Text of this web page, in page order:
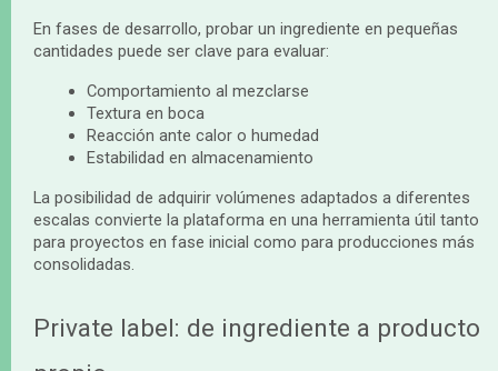
En fases de desarrollo, probar un ingrediente en pequeñas
cantidades puede ser clave para evaluar:
Comportamiento al mezclarse
Textura en boca
Reacción ante calor o humedad
Estabilidad en almacenamiento
La posibilidad de adquirir volúmenes adaptados a diferentes
escalas convierte la plataforma en una herramienta útil tanto
para proyectos en fase inicial como para producciones más
consolidadas.
Private label: de ingrediente a producto